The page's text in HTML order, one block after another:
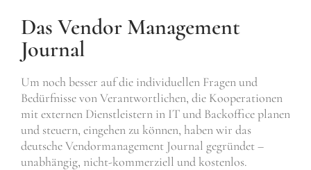
Das Vendor Management
Journal
Um noch besser auf die individuellen Fragen und
Bedürfnisse von Verantwortlichen, die Kooperationen
mit externen Dienstleistern in IT und Backoffice planen
und steuern, eingehen zu können, haben wir das
deutsche Vendormanagement Journal gegründet –
unabhängig, nicht-kommerziell und kostenlos.